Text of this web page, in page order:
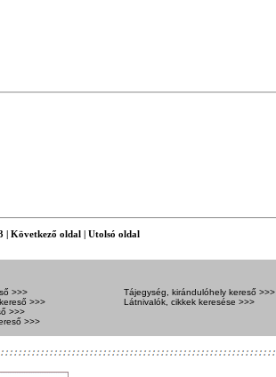
| Következő oldal | Utolsó oldal
>>>
>>>
>>>
>>>
Tájegység, kirándulóhely kereső >>>
Látnivalók, cikkek keresése >>>